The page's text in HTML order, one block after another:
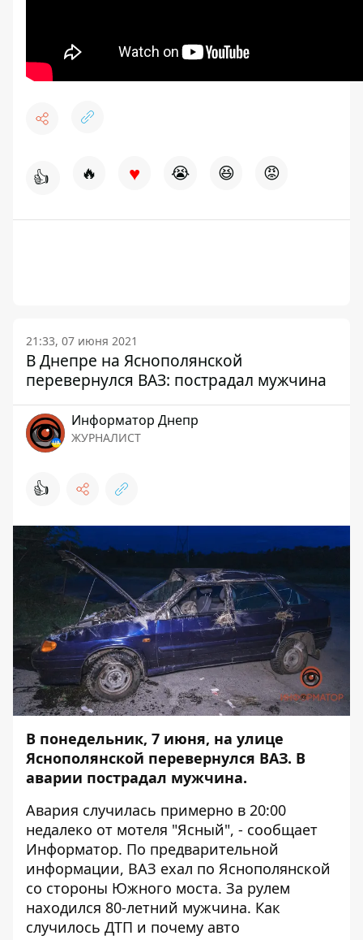
👍 🔥 ♥ 😭 😆 😡
21:33, 07 июня 2021
В Днепре на Яснополянской
перевернулся ВАЗ: пострадал мужчина
Информатор Днепр
ЖУРНАЛИСТ
👍
В понедельник, 7 июня, на улице
Яснополянской перевернулся ВАЗ. В
аварии пострадал мужчина.
Авария случилась примерно в 20:00
недалеко от мотеля "Ясный", - сообщает
Информатор. По предварительной
информации, ВАЗ ехал по Яснополянской
со стороны Южного моста. За рулем
находился 80-летний мужчина. Как
случилось ДТП и почему авто